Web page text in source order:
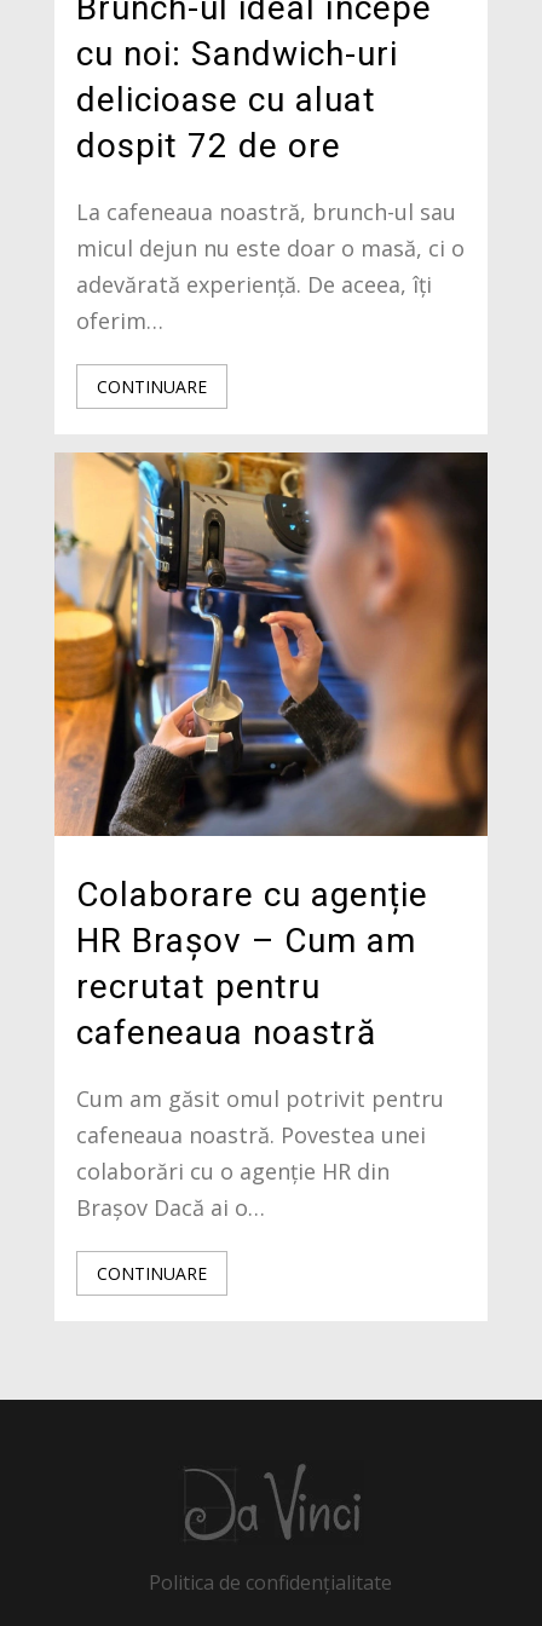
cu noi: Sandwich-uri
delicioase cu aluat
dospit 72 de ore
La cafeneaua noastră, brunch-ul sau
micul dejun nu este doar o masă, ci o
adevărată experiență. De aceea, îți
oferim…
CONTINUARE
Colaborare cu agenție
HR Brașov – Cum am
recrutat pentru
cafeneaua noastră
Cum am găsit omul potrivit pentru
cafeneaua noastră. Povestea unei
colaborări cu o agenție HR din
Brașov Dacă ai o…
CONTINUARE
Politica de confidențialitate